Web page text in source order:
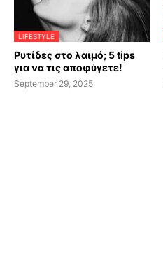
LIFESTYLE
Ρυτίδες στο λαιμό; 5 tips
για να τις αποφύγετε!
September 29, 2025